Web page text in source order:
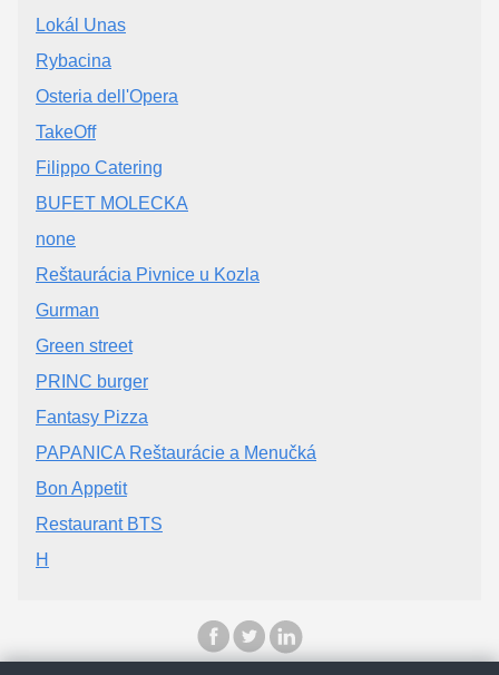
Lokál Unas
Rybacina
Osteria dell'Opera
TakeOff
Filippo Catering
BUFET MOLECKA
none
Reštaurácia Pivnice u Kozla
Gurman
Green street
PRINC burger
Fantasy Pizza
PAPANICA Reštaurácie a Menučká
Bon Appetit
Restaurant BTS
H